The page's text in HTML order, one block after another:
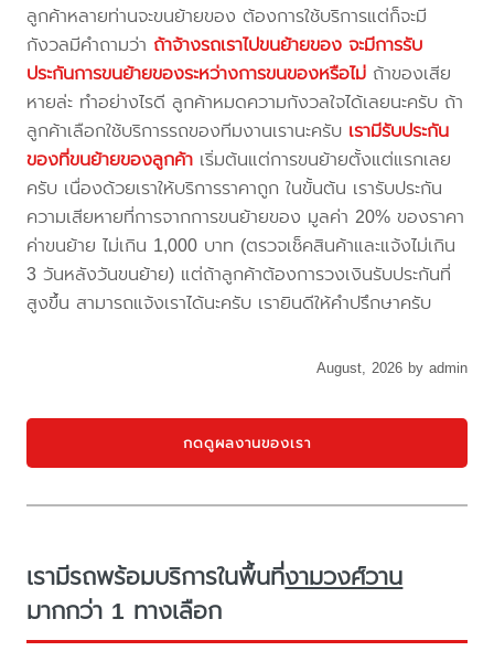
ลูกค้าหลายท่านจะขนย้ายของ ต้องการใช้บริการแต่ก็จะมี
กังวลมีคำถามว่า ถ้าจ้างรถเราไปขนย้ายของ จะมีการรับ
ประกันการขนย้ายของระหว่างการขนของหรือไม่ ถ้าของเสีย
หายล่ะ ทำอย่างไรดี ลูกค้าหมดความกังวลใจได้เลยนะครับ ถ้า
ลูกค้าเลือกใช้บริการรถของทีมงานเรานะครับ เรามีรับประกัน
ของที่ขนย้ายของลูกค้า เริ่มต้นแต่การขนย้ายตั้งแต่แรกเลย
ครับ เนื่องด้วยเราให้บริการราคาถูก ในขั้นต้น เรารับประกัน
ความเสียหายที่การจากการขนย้ายของ มูลค่า 20% ของราคา
ค่าขนย้าย ไม่เกิน 1,000 บาท (ตรวจเช็คสินค้าและแจ้งไม่เกิน
3 วันหลังวันขนย้าย) แต่ถ้าลูกค้าต้องการวงเงินรับประกันที่
สูงขึ้น สามารถแจ้งเราได้นะครับ เรายินดีให้คำปรึกษาครับ
August, 2026 by admin
กดดูผลงานของเรา
เรามีรถพร้อมบริการในพื้นที่งามวงศ์วาน
มากกว่า 1 ทางเลือก